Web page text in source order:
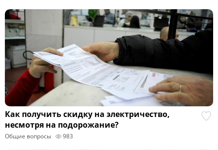
Как получить скидку на электричество,
несмотря на подорожание?
Общие вопросы 983